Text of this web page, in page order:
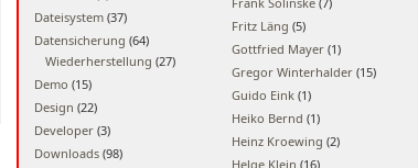
Dateisystem (37)
Datensicherung (64)
Wiederherstellung (27)
Demo (15)
Design (22)
Developer (3)
Downloads (98)
Fritz Läng (5)
Gottfried Mayer (1)
Gregor Winterhalder (15)
Guido Eink (1)
Heiko Bernd (1)
Heinz Kroewing (2)
Helge Klein (16)